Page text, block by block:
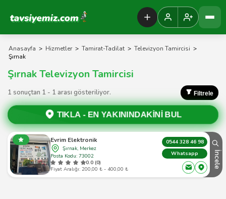
Tavsiyemiz Anasayfa
Anasayfa > Hizmetler > Tamirat-Tadilat > Televizyon Tamircisi >
Şırnak
Şırnak Televizyon Tamircisi
1 sonuçtan 1 - 1 arası gösteriliyor. Filtrele
TIKLA - EN YAKININDAKİNİ BUL
Evrim Elektronik
Şırnak, Merkez
Posta Kodu: 73002
0.0 (0)
Fiyat Aralığı: 200,00 ₺ - 400,00 ₺
0544 328 46 98
Whatsapp
İncele